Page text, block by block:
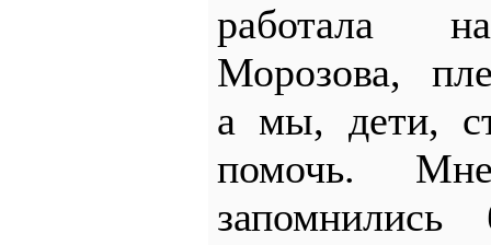
работала
Морозова,
а мы, дети,
помочь.